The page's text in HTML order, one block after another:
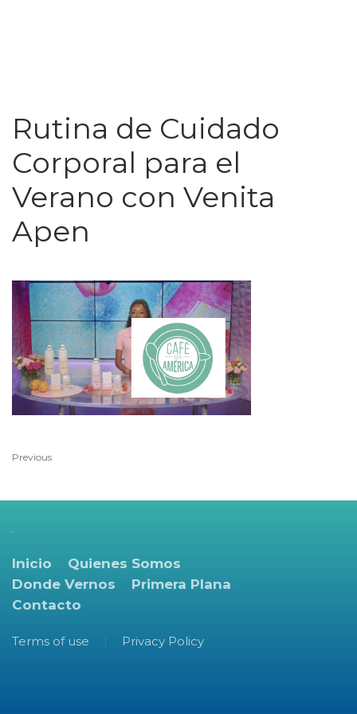
Rutina de Cuidado
Corporal para el
Verano con Venita
Apen
Previous
Inicio
Quienes Somos
Donde Vernos
Primera Plana
Contacto
Terms of use Privacy Policy